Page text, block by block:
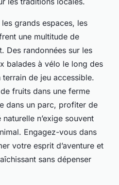
grands espaces, les
une multitude de
Des randonnées sur les
balades à vélo le long des
de jeu accessible.
fruits dans une ferme
dans un parc, profiter de
n’exige souvent
Engagez-vous dans
votre esprit d’aventure et
sans dépenser